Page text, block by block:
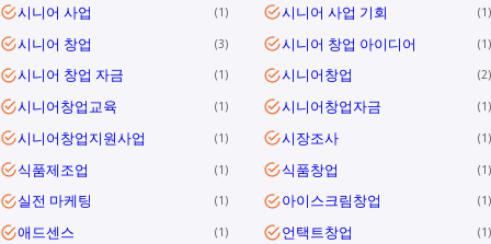
시니어 사업 1 시니어 사업 기회 1
시니어 창업 3 시니어 창업 아이디어 1
시니어 창업 자금 1 시니어창업 2
시니어창업교육 1 시니어창업자금 1
시니어창업지원사업 1 시장조사 1
식품제조업 1 식품창업 1
실전 마케팅 1 아이스크림창업 1
애드센스 1 언택트창업 1